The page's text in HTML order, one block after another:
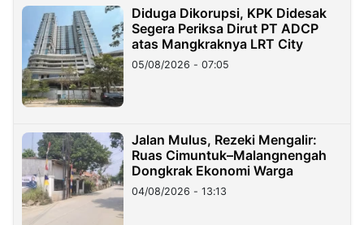
Diduga Dikorupsi, KPK Didesak
Segera Periksa Dirut PT ADCP
atas Mangkraknya LRT City
05/08/2026 - 07:05
Jalan Mulus, Rezeki Mengalir:
Ruas Cimuntuk–Malangnengah
Dongkrak Ekonomi Warga
04/08/2026 - 13:13